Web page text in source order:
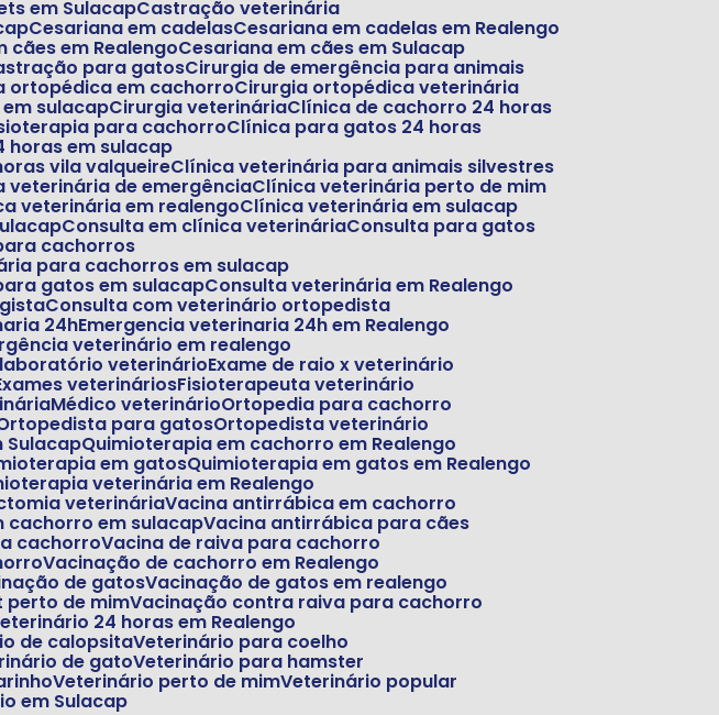
em Sulacap Castração veterinária
Cesariana em cadelas Cesariana em cadelas em Realengo
cães em Realengo Cesariana em cães em Sulacap
para gatos Cirurgia de emergência para animais
ortopédica em cachorro Cirurgia ortopédica veterinária
em sulacap Cirurgia veterinária Clínica de cachorro 24 horas
para cachorro Clínica para gatos 24 horas
horas em sulacap
vila valqueire Clínica veterinária para animais silvestres
veterinária de emergência Clínica veterinária perto de mim
veterinária em realengo Clínica veterinária em sulacap
Consulta em clínica veterinária Consulta para gatos
cachorros
para cachorros em sulacap
gatos em sulacap Consulta veterinária em Realengo
Consulta com veterinário ortopedista
24h Emergencia veterinaria 24h em Realengo
veterinário em realengo
laboratório veterinário Exame de raio x veterinário
Exames veterinários Fisioterapeuta veterinário
Médico veterinário Ortopedia para cachorro
Ortopedista para gatos Ortopedista veterinário
Sulacap Quimioterapia em cachorro em Realengo
em gatos Quimioterapia em gatos em Realengo
veterinária em Realengo
veterinária Vacina antirrábica em cachorro
cachorro em sulacap Vacina antirrábica para cães
cachorro Vacina de raiva para cachorro
Vacinação de cachorro em Realengo
de gatos Vacinação de gatos em realengo
perto de mim Vacinação contra raiva para cachorro
Veterinário 24 horas em Realengo
de calopsita Veterinário para coelho
de gato Veterinário para hamster
Veterinário perto de mim Veterinário popular
em Sulacap